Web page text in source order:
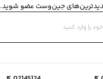
جدیدترین‌های جین‌وست عضو شوید.